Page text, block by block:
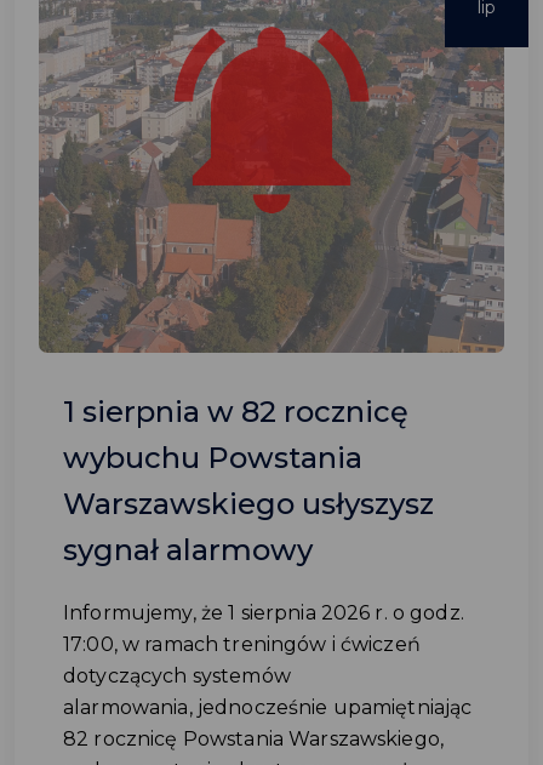
lip
1 sierpnia w 82 rocznicę
wybuchu Powstania
Warszawskiego usłyszysz
sygnał alarmowy
Informujemy, że 1 sierpnia 2026 r. o godz.
17:00, w ramach treningów i ćwiczeń
dotyczących systemów
alarmowania, jednocześnie upamiętniając
82 rocznicę Powstania Warszawskiego,